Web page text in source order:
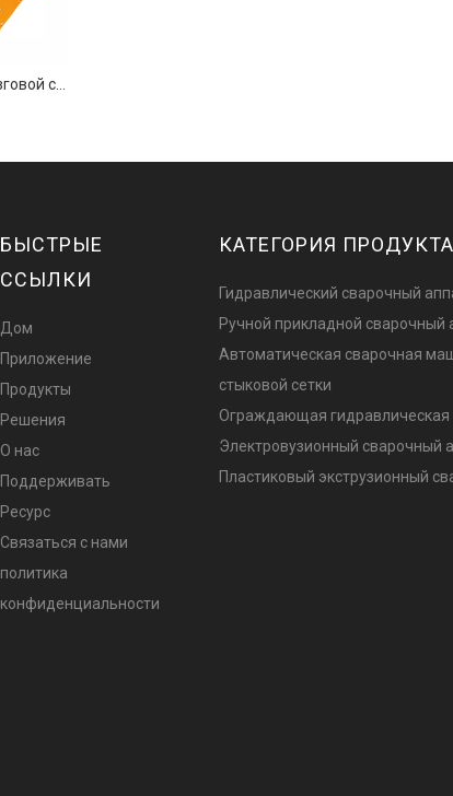
БЫСТРЫЕ
ССЫЛКИ
Дом
Приложение
Продукты
Решения
О нас
Поддерживать
Ресурс
Связаться с нами
политика
конфиденциальности
КАТЕГОРИЯ ПРОДУКТА
Гидравлический сварочный
Ручной прикладной сварочный
Автоматическая сварочная
стыковой сетки
Ограждающая гидравлическая
Электровузионный сварочный
Пластиковый экструзионный